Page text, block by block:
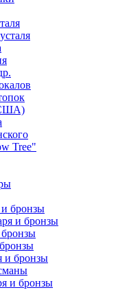
Tree"
бронзы
и бронзы
бронзы
и бронзы
и бронзы